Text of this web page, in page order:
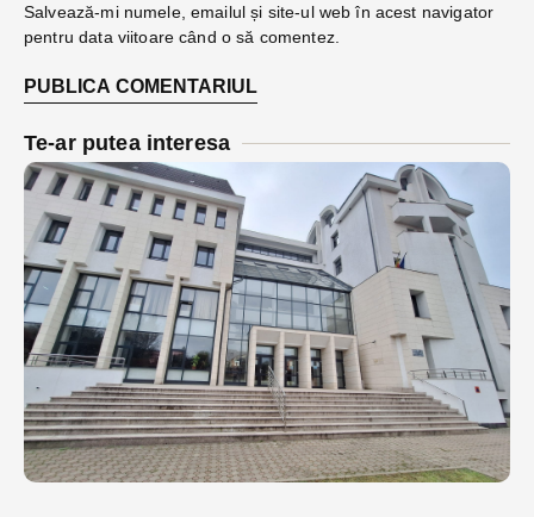
Salvează-mi numele, emailul și site-ul web în acest navigator
pentru data viitoare când o să comentez.
Te-ar putea interesa